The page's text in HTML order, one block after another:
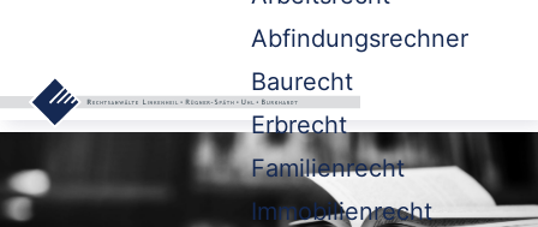
Abfindungsrechner
Baurecht
Erbrecht
Familienrecht
Immobilienrecht